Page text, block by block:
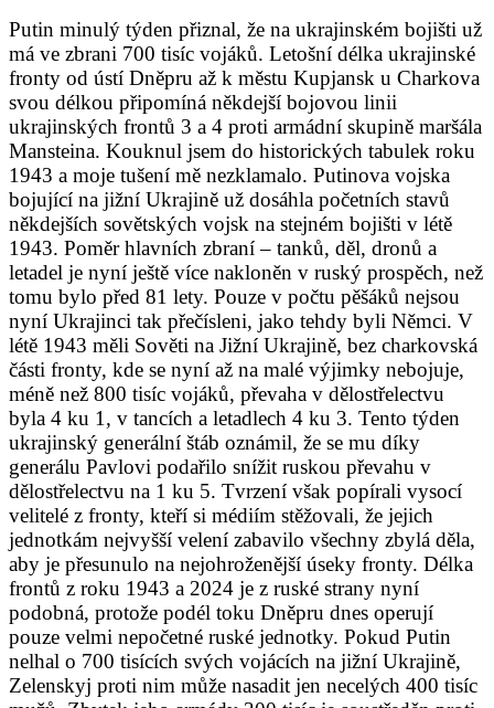
Putin minulý týden přiznal, že na ukrajinském bojišti už
má ve zbrani 700 tisíc vojáků. Letošní délka ukrajinské
fronty od ústí Dněpru až k městu Kupjansk u Charkova
svou délkou připomíná někdejší bojovou linii
ukrajinských frontů 3 a 4 proti armádní skupině maršála
Mansteina. Kouknul jsem do historických tabulek roku
1943 a moje tušení mě nezklamalo. Putinova vojska
bojující na jižní Ukrajině už dosáhla početních stavů
někdejších sovětských vojsk na stejném bojišti v létě
1943. Poměr hlavních zbraní – tanků, děl, dronů a
letadel je nyní ještě více nakloněn v ruský prospěch, než
tomu bylo před 81 lety. Pouze v počtu pěšáků nejsou
nyní Ukrajinci tak přečísleni, jako tehdy byli Němci. V
létě 1943 měli Sověti na Jižní Ukrajině, bez charkovská
části fronty, kde se nyní až na malé výjimky nebojuje,
méně než 800 tisíc vojáků, převaha v dělostřelectvu
byla 4 ku 1, v tancích a letadlech 4 ku 3. Tento týden
ukrajinský generální štáb oznámil, že se mu díky
generálu Pavlovi podařilo snížit ruskou převahu v
dělostřelectvu na 1 ku 5. Tvrzení však popírali vysocí
velitelé z fronty, kteří si médiím stěžovali, že jejich
jednotkám nejvyšší velení zabavilo všechny zbylá děla,
aby je přesunulo na nejohroženější úseky fronty. Délka
frontů z roku 1943 a 2024 je z ruské strany nyní
podobná, protože podél toku Dněpru dnes operují
pouze velmi nepočetné ruské jednotky. Pokud Putin
nelhal o 700 tisících svých vojácích na jižní Ukrajině,
Zelenskyj proti nim může nasadit jen necelých 400 tisíc